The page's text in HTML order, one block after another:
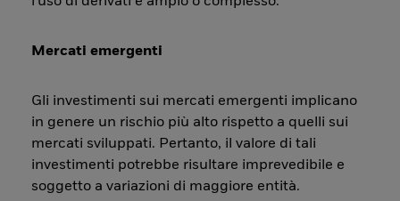
Mercati emergenti
Gli investimenti sui mercati emergenti implicano
in genere un rischio più alto rispetto a quelli sui
mercati sviluppati. Pertanto, il valore di tali
investimenti potrebbe risultare imprevedibile e
soggetto a variazioni di maggiore entità.